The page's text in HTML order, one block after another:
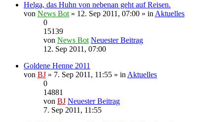
Helga, das Huhn von nebenan geht auf Reisen.
von News Bot » 12. Sep 2011, 07:00 » in Aktuelles
0
15139
von News Bot Neuester Beitrag
12. Sep 2011, 07:00
Goldene Henne 2011
von BJ » 7. Sep 2011, 11:55 » in Aktuelles
0
14881
von BJ Neuester Beitrag
7. Sep 2011, 11:55